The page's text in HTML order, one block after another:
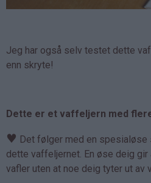
Jeg har også selv testet dette
enn skryte!
Dette er et vaffeljern med
♥ Det følger med en
dette vaffeljernet. En øse deig
vafler uten at noe deig tyter ut av